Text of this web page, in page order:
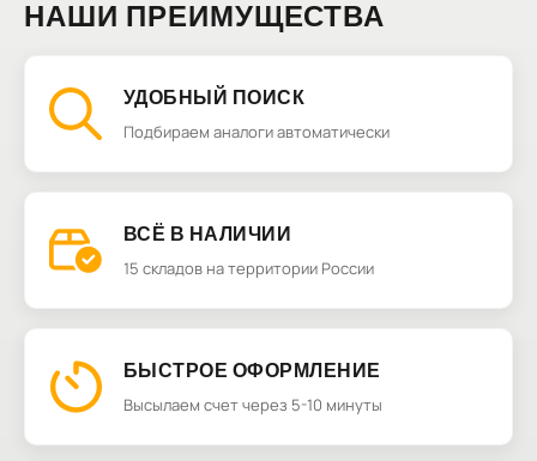
НАШИ ПРЕИМУЩЕСТВА
УДОБНЫЙ ПОИСК
Подбираем аналоги автоматически
ВСЁ В НАЛИЧИИ
15 складов на территории России
БЫСТРОЕ ОФОРМЛЕНИЕ
Высылаем счет через 5-10 минуты